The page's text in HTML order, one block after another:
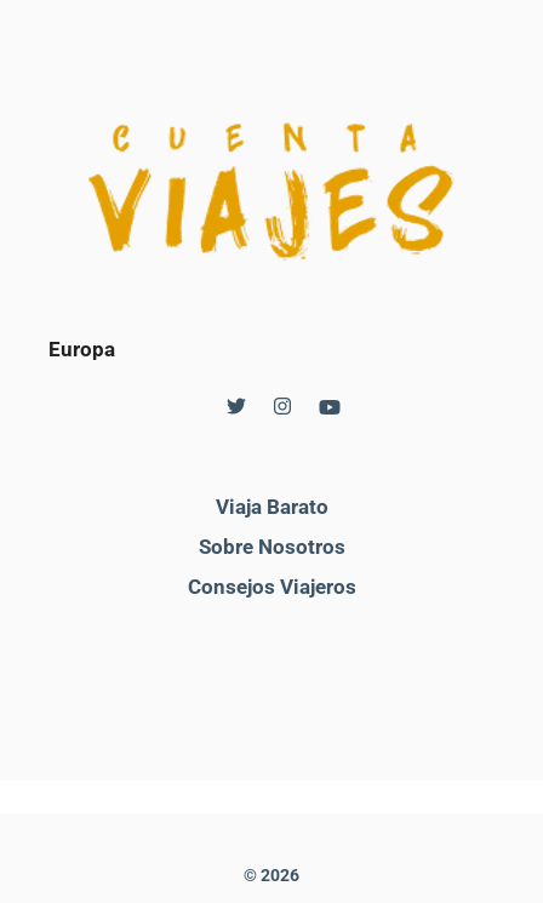
Europa
Viaja Barato
Sobre Nosotros
Consejos Viajeros
© 2026